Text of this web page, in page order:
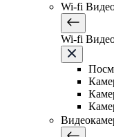
Wi-fi
Wi-fi